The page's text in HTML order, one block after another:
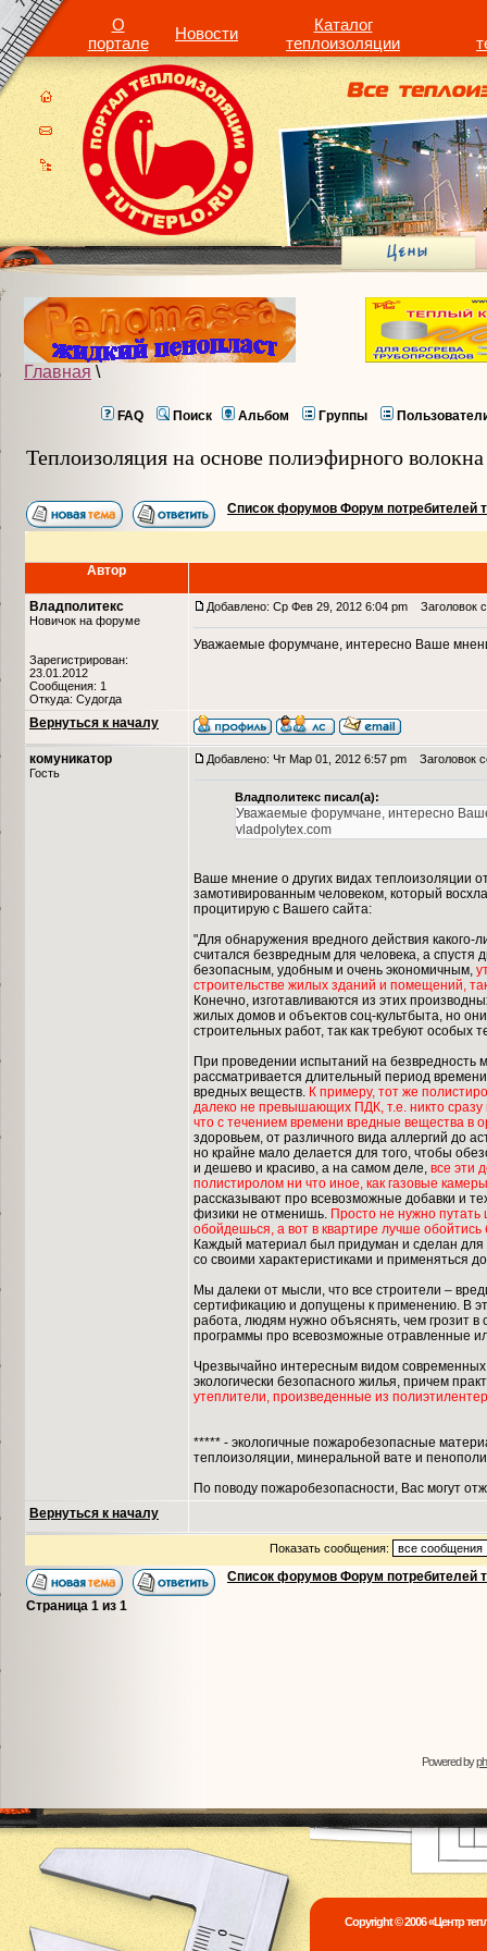
О
портале
Новости
Каталог
теплоизоляции
Главная \
FAQ Поиск Альбом Группы
Теплоизоляция на основе полиэфирного волокна
Список форумов Форум потребителей
Автор
Владполитекс
Новичок на форуме
Зарегистрирован:
23.01.2012
Сообщения: 1
Откуда: Судогда
Добавлено: Ср Фев 29, 2012 6:04 pm Заголовок
Уважаемые форумчане, интересно Ваше
Вернуться к началу
комуникатор
Гость
Добавлено: Чт Мар 01, 2012 6:57 pm Заголовок
Владполитекс писал(а):
Уважаемые форумчане, интересно
vladpolytex.com
Ваше мнение о других видах теплоизоляции
замотивированным человеком, который
процитирую с Вашего сайта:
"Для обнаружения вредного действия какого-
считался безвредным для человека, а
безопасным, удобным и очень экономичным,
строительстве жилых зданий и помещений,
Конечно, изготавливаются из этих
жилых домов и объектов соц-культбыта, но
строительных работ, так как требуют особых
При проведении испытаний на безвредность
рассматривается длительный период
вредных веществ. К примеру, тот же
далеко не превышающих ПДК, т.е. никто сразу
что с течением времени вредные вещества в
здоровьем, от различного вида аллергий до
но крайне мало делается для того, чтобы
и дешево и красиво, а на самом деле, все эти
полистиролом ни что иное, как газовые
рассказывают про всевозможные добавки и
физики не отменишь. Просто не нужно путать
обойдешься, а вот в квартире лучше
Каждый материал был придуман и сделан для
со своими характеристиками и применяться
Мы далеки от мысли, что все строители –
сертификацию и допущены к применению. В
работа, людям нужно объяснять, чем грозит
программы про всевозможные отравленные
Чрезвычайно интересным видом
экологически безопасного жилья, причем
утеплители, произведенные из
***** - экологичные пожаробезопасные
теплоизоляции, минеральной вате и
По поводу пожаробезопасности, Вас могут
Вернуться к началу
Показать сообщения:
Список форумов Форум потребителей
Страница 1 из 1
Powered by
Copyright © 2006 «Центр